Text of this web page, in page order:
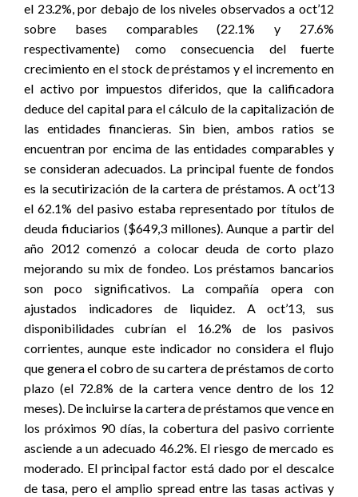
el 23.2%, por debajo de los niveles observados a oct’12
sobre bases comparables (22.1% y 27.6%
respectivamente) como consecuencia del fuerte
crecimiento en el stock de préstamos y el incremento en
el activo por impuestos diferidos, que la calificadora
deduce del capital para el cálculo de la capitalización de
las entidades financieras. Sin bien, ambos ratios se
encuentran por encima de las entidades comparables y
se consideran adecuados. La principal fuente de fondos
es la secutirización de la cartera de préstamos. A oct’13
el 62.1% del pasivo estaba representado por títulos de
deuda fiduciarios ($649,3 millones). Aunque a partir del
año 2012 comenzó a colocar deuda de corto plazo
mejorando su mix de fondeo. Los préstamos bancarios
son poco significativos. La compañía opera con
ajustados indicadores de liquidez. A oct’13, sus
disponibilidades cubrían el 16.2% de los pasivos
corrientes, aunque este indicador no considera el flujo
que genera el cobro de su cartera de préstamos de corto
plazo (el 72.8% de la cartera vence dentro de los 12
meses). De incluirse la cartera de préstamos que vence en
los próximos 90 días, la cobertura del pasivo corriente
asciende a un adecuado 46.2%. El riesgo de mercado es
moderado. El principal factor está dado por el descalce
de tasa, pero el amplio spread entre las tasas activas y